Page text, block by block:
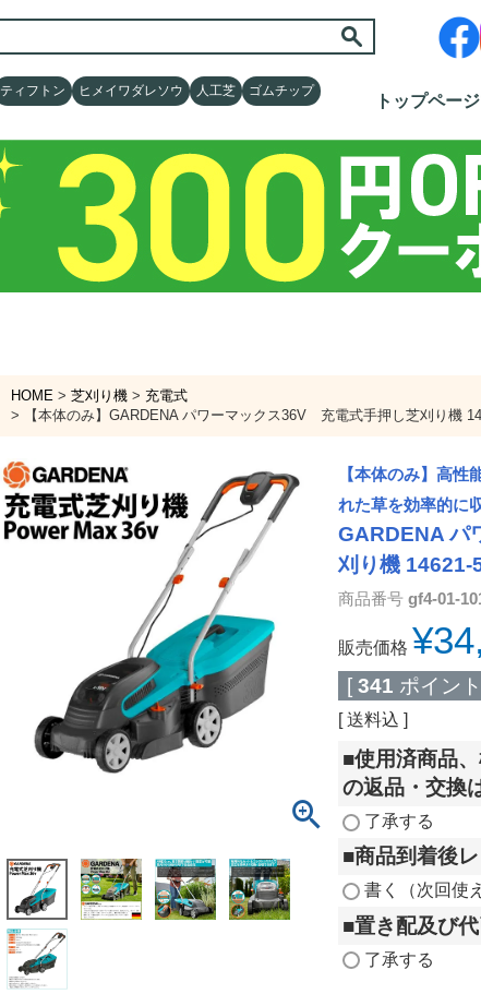
ティフトン ヒメイワダレソウ 人工芝 ゴムチップ
トップページ
ティフトン ヒメイワダレソウ 人工芝 ゴムチップ
トップページ
HOME 芝刈り機
充電式
【本体のみ】GARDENA パワーマックス36V 充電式手押し芝刈り機
【本体のみ】高
れた草を効率的に
GARDENA パ
刈り機 14621-
商品番号 gf4-01-
販売価格 ¥
[ 341 ポイン
送料込
■使用済商品
の返品・交換
了承する
■商品到着後
書く（次回使
■置き配及び
了承する